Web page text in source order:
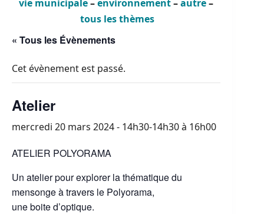
vie municipale–environnement–autre–
tous les thèmes
« Tous les Évènements
Cet évènement est passé.
Atelier
mercredi 20 mars 2024 - 14h30-14h30à 16h00
ATELIER POLYORAMA
Un atelier pour explorer la thématique du
mensonge à travers le Polyorama,
une boite d’optique.